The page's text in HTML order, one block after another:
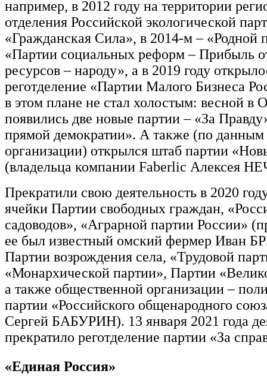
например, в 2012 году на территории
отделения Российской экологической
«Гражданская Сила», в 2014-м – «Родной
«Партии социальных реформ – Прибыль
ресурсов – народу», а в 2019 году
реготделение «Партии Малого Бизнеса
в этом плане не стал холостым: весной в
появились две новые партии – «За
прямой демократии». А также (по данным
организации) открылся штаб партии
(владельца компании Faberlic Алексея
Прекратили свою деятельность в 2020
ячейки Партии свободных граждан,
садоводов», «Аграрной партии России»
ее был известный омский фермер Иван
Партии возрождения села, «Трудовой
«Монархической партии», Партии
а также общественной организации –
партии «Российского общенародного
Сергей БАБУРИН). 13 января 2021 года
прекратило реготделение партии «За
«Единая Россия»